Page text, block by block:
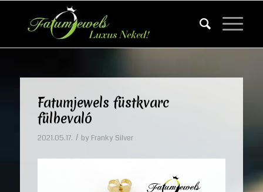
Fatumjewels füstkvarc
fülbevaló
2021.05.17. / by Franky Silver